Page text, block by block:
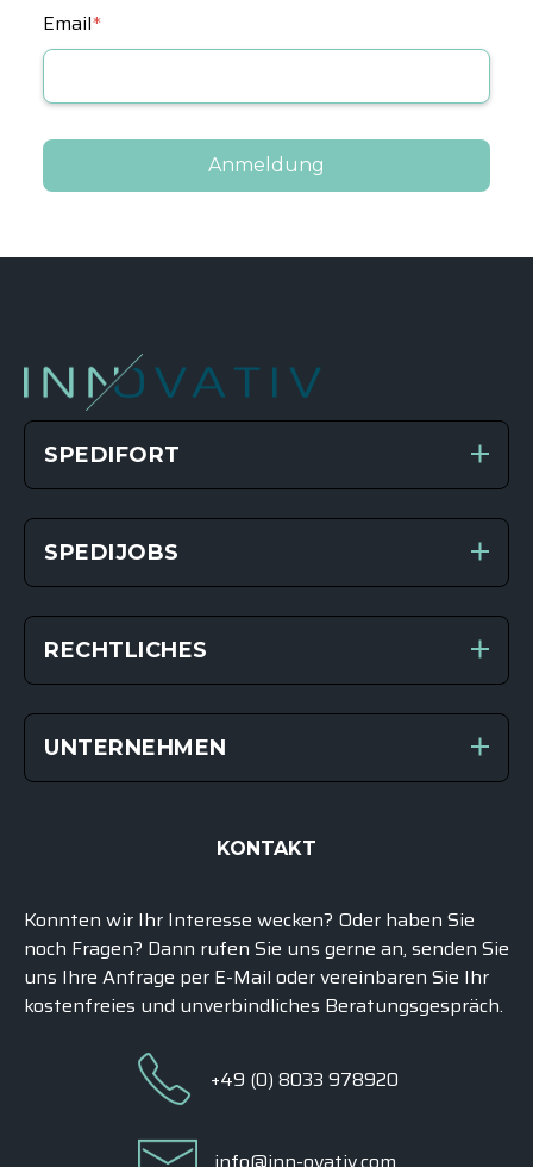
Email*
SPEDIFORT
SPEDIJOBS
RECHTLICHES
UNTERNEHMEN
KONTAKT
Konnten wir Ihr Interesse wecken? Oder haben Sie
noch Fragen? Dann rufen Sie uns gerne an, senden Sie
uns Ihre Anfrage per E-Mail oder vereinbaren Sie Ihr
kostenfreies und unverbindliches Beratungsgespräch.
+49 (0) 8033 978920